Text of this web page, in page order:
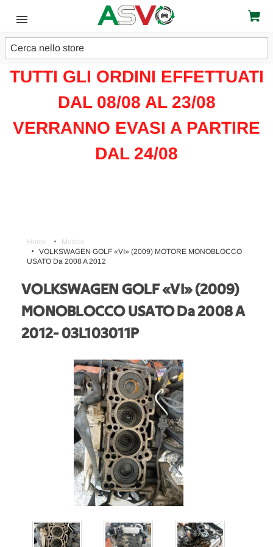
Cerca
ATTENZIONE!!!
TUTTI GLI ORDINI EFFETTUATI
DAL 08/08 AL 23/08
VERRANNO EVASI A PARTIRE
DAL 24/08
Home
Motore
VOLKSWAGEN GOLF «VI» (2009) MOTORE MONOBLOCCO
USATO Da 2008 A 2012
VOLKSWAGEN GOLF «VI» (2009)
MONOBLOCCO USATO Da 2008 A
2012- 03L103011P